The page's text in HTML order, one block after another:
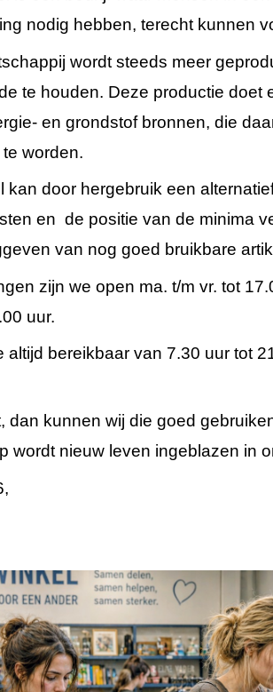
nodig hebben, terecht kunnen
wordt steeds meer
te houden. Deze productie doet
en grondstof bronnen, die
worden.
kan door hergebruik een
en de positie van de minima
van nog goed bruikbare
zijn we open ma. t/m vr. tot
uur.
altijd bereikbaar van 7.30 uur tot
dan kunnen wij die goed
wordt nieuw leven ingeblazen in